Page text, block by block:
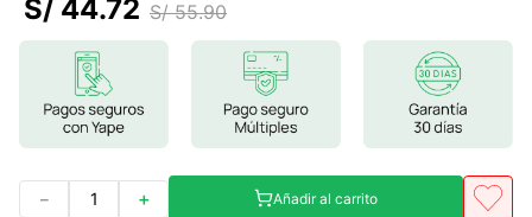
magnesio
9.
stevia
S/ 55.90
S/ 44.72
＋
－ Añadir al carrito